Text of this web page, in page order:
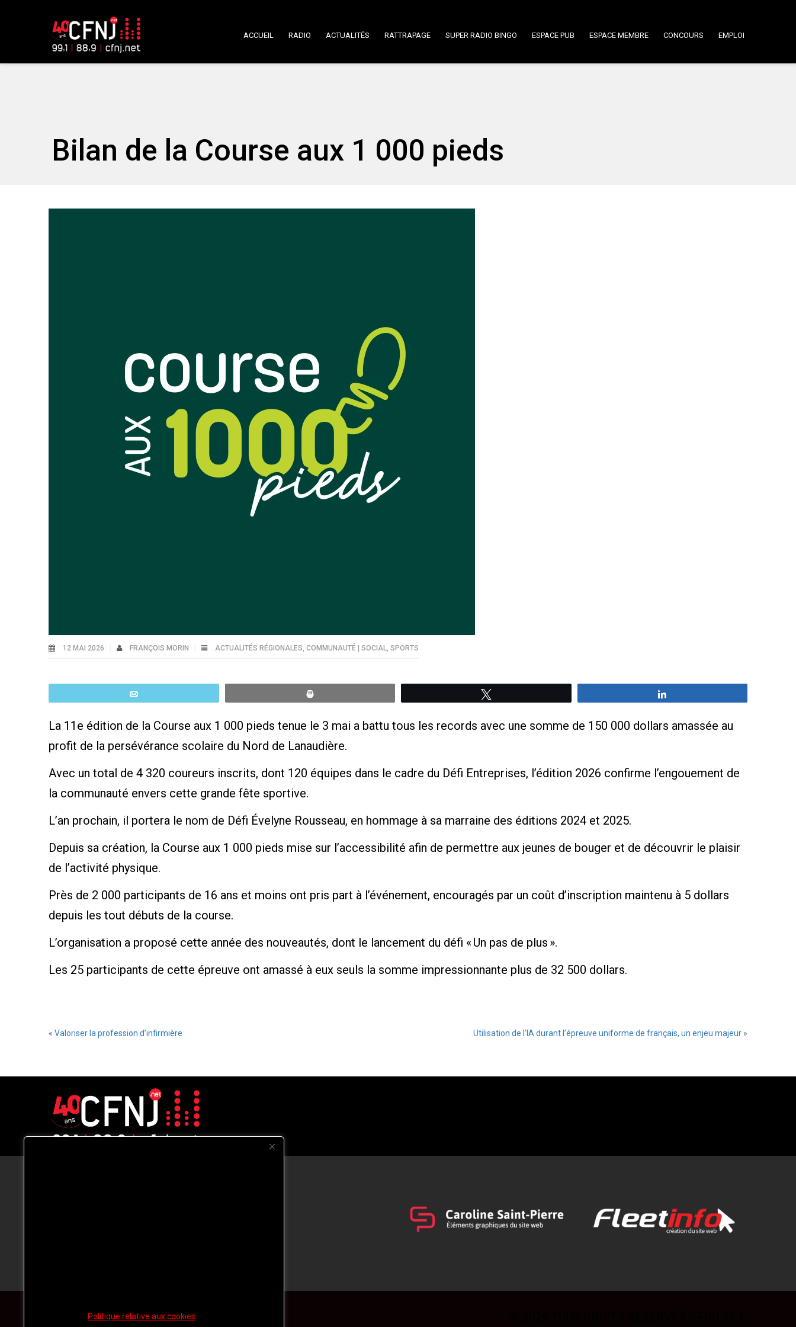
Politique relative aux cookies
ACCUEIL RADIO ACTUALITÉS RATTRAPAGE SUPER RADIO BINGO ESPACE PUB ESPACE MEMBRE CONCOURS EMPLOI
Bilan de la Course aux 1 000 pieds
12 MAI 2026 FRANÇOIS MORIN ACTUALITÉS RÉGIONALES, COMMUNAUTÉ | SOCIAL, SPORTS
La 11e édition de la Course aux 1 000 pieds tenue le 3 mai a battu tous les records avec une somme de 150 000 dollars amassée au
profit de la persévérance scolaire du Nord de Lanaudière.
Avec un total de 4 320 coureurs inscrits, dont 120 équipes dans le cadre du Défi Entreprises, l’édition 2026 confirme l’engouement de
la communauté envers cette grande fête sportive.
L’an prochain, il portera le nom de Défi Évelyne Rousseau, en hommage à sa marraine des éditions 2024 et 2025.
Depuis sa création, la Course aux 1 000 pieds mise sur l’accessibilité afin de permettre aux jeunes de bouger et de découvrir le plaisir
de l’activité physique.
Près de 2 000 participants de 16 ans et moins ont pris part à l’événement, encouragés par un coût d’inscription maintenu à 5 dollars
depuis les tout débuts de la course.
L’organisation a proposé cette année des nouveautés, dont le lancement du défi « Un pas de plus ».
Les 25 participants de cette épreuve ont amassé à eux seuls la somme impressionnante plus de 32 500 dollars.
« Valoriser la profession d’infirmière Utilisation de l’IA durant l’épreuve uniforme de français, un enjeu majeur »